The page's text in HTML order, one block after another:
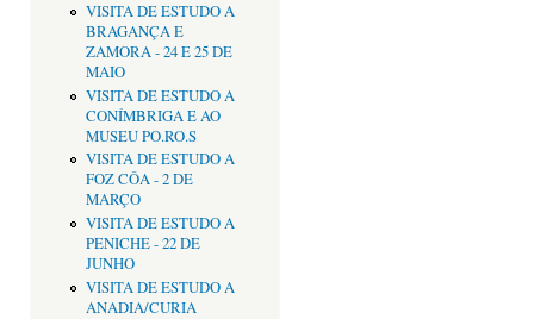
VISITA DE ESTUDO A
BRAGANÇA E
ZAMORA - 24 E 25 DE
MAIO
VISITA DE ESTUDO A
CONÍMBRIGA E AO
MUSEU PO.RO.S
VISITA DE ESTUDO A
FOZ CÔA - 2 DE
MARÇO
VISITA DE ESTUDO A
PENICHE - 22 DE
JUNHO
VISITA DE ESTUDO A
ANADIA/CURIA